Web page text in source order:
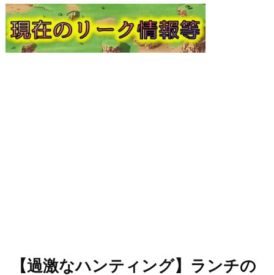
【過激なハンティング】ランチの